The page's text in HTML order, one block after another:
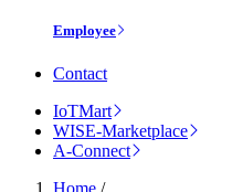
Employee
Contact
IoTMart
WISE-Marketplace
A-Connect